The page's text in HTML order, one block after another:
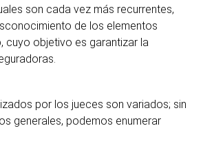
son cada vez más recurrentes,
de los elementos
cuyo objetivo es garantizar la
por los jueces son variados; sin
generales, podemos enumerar